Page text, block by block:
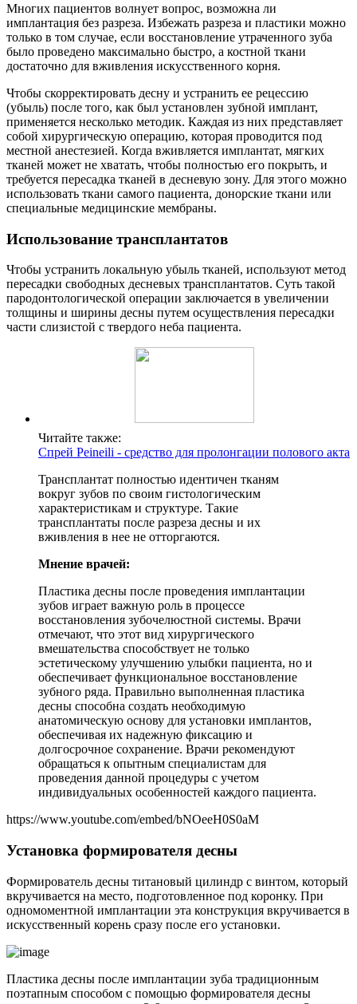
Многих пациентов волнует вопрос, возможна ли
имплантация без разреза. Избежать разреза и пластики можно
только в том случае, если восстановление утраченного зуба
было проведено максимально быстро, а костной ткани
достаточно для вживления искусственного корня.
Чтобы скорректировать десну и устранить ее рецессию
(убыль) после того, как был установлен зубной имплант,
применяется несколько методик. Каждая из них представляет
собой хирургическую операцию, которая проводится под
местной анестезией. Когда вживляется имплантат, мягких
тканей может не хватать, чтобы полностью его покрыть, и
требуется пересадка тканей в десневую зону. Для этого можно
использовать ткани самого пациента, донорские ткани или
специальные медицинские мембраны.
Использование трансплантатов
Чтобы устранить локальную убыль тканей, используют метод
пересадки свободных десневых трансплантатов. Суть такой
пародонтологической операции заключается в увеличении
толщины и ширины десны путем осуществления пересадки
части слизистой с твердого неба пациента.
Читайте также:
Cпрей Peineili - средство для пролонгации полового акта
Трансплантат полностью идентичен тканям
вокруг зубов по своим гистологическим
характеристикам и структуре. Такие
трансплантаты после разреза десны и их
вживления в нее не отторгаются.
Мнение врачей:
Пластика десны после проведения имплантации
зубов играет важную роль в процессе
восстановления зубочелюстной системы. Врачи
отмечают, что этот вид хирургического
вмешательства способствует не только
эстетическому улучшению улыбки пациента, но и
обеспечивает функциональное восстановление
зубного ряда. Правильно выполненная пластика
десны способна создать необходимую
анатомическую основу для установки имплантов,
обеспечивая их надежную фиксацию и
долгосрочное сохранение. Врачи рекомендуют
обращаться к опытным специалистам для
проведения данной процедуры с учетом
индивидуальных особенностей каждого пациента.
https://www.youtube.com/embed/bNOeeH0S0aM
Установка формирователя десны
Формирователь десны титановый цилиндр с винтом, который
вкручивается на место, подготовленное под коронку. При
одномоментной имплантации эта конструкция вкручивается в
искусственный корень сразу после его установки.
Пластика десны после имплантации зуба традиционным
поэтапным способом с помощью формирователя десны